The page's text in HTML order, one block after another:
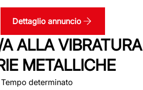
Dettaglio annuncio
ALLA VIBRATURA
METALLICHE
Tempo determinato